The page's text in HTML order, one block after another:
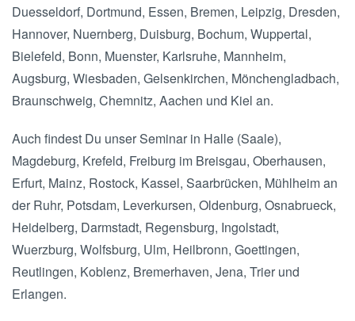
Duesseldorf, Dortmund, Essen, Bremen, Leipzig, Dresden,
Hannover, Nuernberg, Duisburg, Bochum, Wuppertal,
Bielefeld, Bonn, Muenster, Karlsruhe, Mannheim,
Augsburg, Wiesbaden, Gelsenkirchen, Mönchengladbach,
Braunschweig, Chemnitz, Aachen und Kiel an.
Auch findest Du unser Seminar in Halle (Saale),
Magdeburg, Krefeld, Freiburg im Breisgau, Oberhausen,
Erfurt, Mainz, Rostock, Kassel, Saarbrücken, Mühlheim an
der Ruhr, Potsdam, Leverkursen, Oldenburg, Osnabrueck,
Heidelberg, Darmstadt, Regensburg, Ingolstadt,
Wuerzburg, Wolfsburg, Ulm, Heilbronn, Goettingen,
Reutlingen, Koblenz, Bremerhaven, Jena, Trier und
Erlangen.